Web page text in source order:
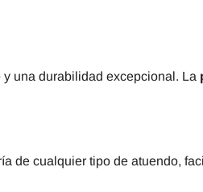
una durabilidad excepcional. La
de cualquier tipo de atuendo,